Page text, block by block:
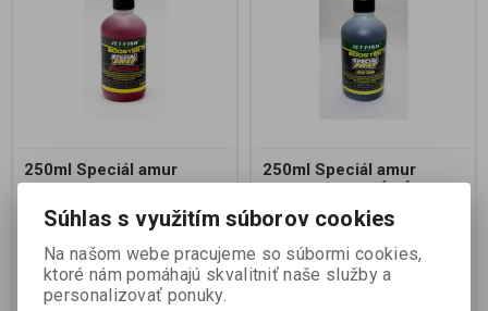
250ml Speciál amur
booster : MIRABELLE/
ŠPENDLÍK
Výrobca:
JET FISH
Katalógové číslo:1919120
Záruka (mesiacov):24
Termín dodania (dni):2
250ml Speciál amur
booster : VODNÍ RÁKOS
Výrobca:
JET FISH
Katalógové číslo:1919118
Záruka (mesiacov): 24
Súhlas s využitím súborov cookies
Na našom webe pracujeme so súbormi cookies,
ktoré nám pomáhajú skvalitniť naše služby a
personalizovať ponuky.